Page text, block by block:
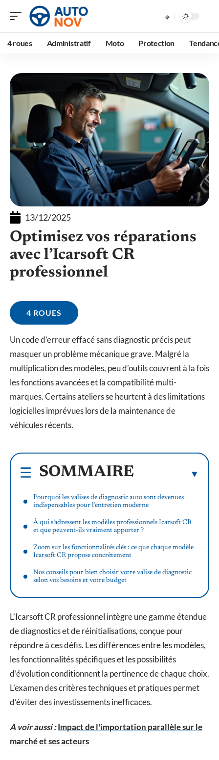
4 roues Administratif Moto Protection
13/12/2025
Optimisez vos réparations
avec l’Icarsoft CR
professionnel
4 ROUES
Un code d’erreur effacé sans diagnostic précis peut
masquer un problème mécanique grave. Malgré la
multiplication des modèles, peu d’outils couvrent à la fois
les fonctions avancées et la compatibilité multi-
marques. Certains ateliers se heurtent à des limitations
logicielles imprévues lors de la maintenance de
véhicules récents.
SOMMAIRE
Pourquoi les valises de diagnostic auto sont devenues
indispensables pour l’entretien moderne
À qui s’adressent les modèles professionnels Icarsoft CR
et que peuvent-ils vraiment apporter ?
Zoom sur les fonctionnalités clés : ce que chaque modèle
Icarsoft CR propose concrètement
Nos conseils pour bien choisir votre valise de diagnostic
selon vos besoins et votre budget
L’Icarsoft CR professionnel intègre une gamme étendue
de diagnostics et de réinitialisations, conçue pour
répondre à ces défis. Les différences entre les modèles,
les fonctionnalités spécifiques et les possibilités
d’évolution conditionnent la pertinence de chaque choix.
L’examen des critères techniques et pratiques permet
d’éviter des investissements inefficaces.
A voir aussi :Impact de l'importation parallèle sur le
marché et ses acteurs